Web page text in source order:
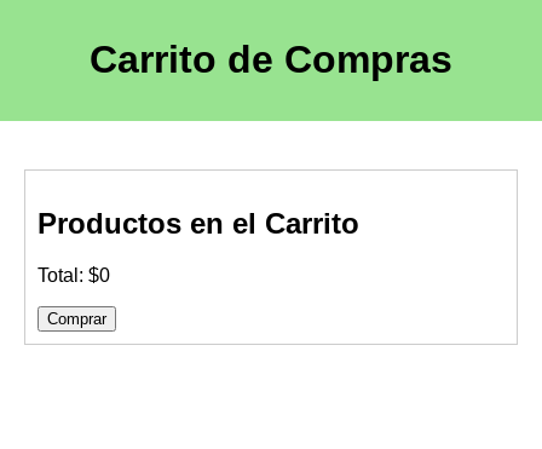
Carrito de Compras
Productos en el Carrito
Total: $0
Comprar